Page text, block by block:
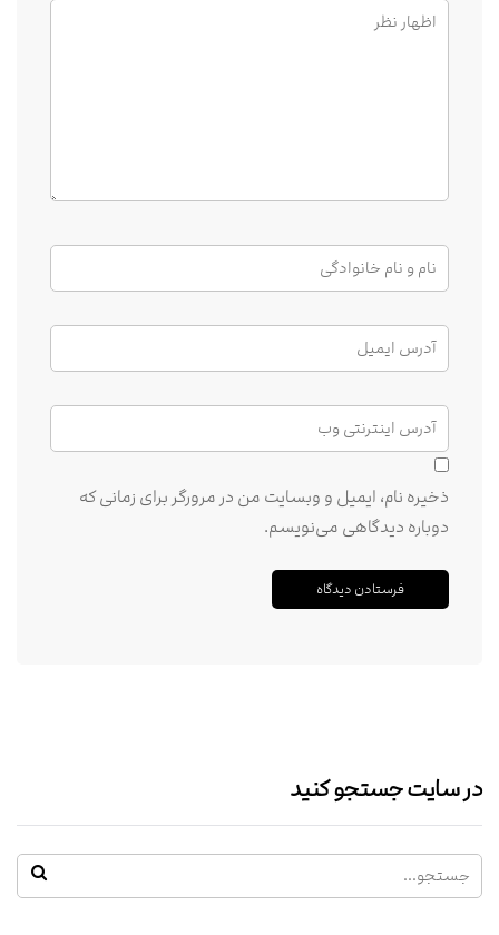
ذخیره نام، ایمیل و وبسایت من در مرورگر برای زمانی که
دوباره دیدگاهی می‌نویسم.
در سایت جستجو کنید